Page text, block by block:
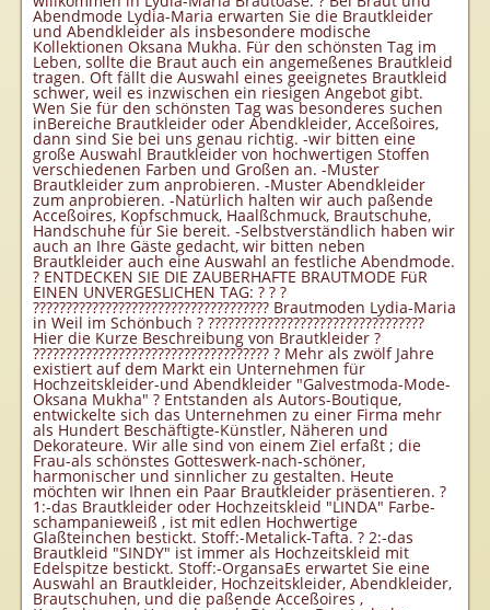
Abendmode Lydia-Maria erwarten Sie die Brautkleider
und Abendkleider als insbesondere modische
Kollektionen Oksana Mukha. Für den schönsten Tag im
Leben, sollte die Braut auch ein angemeßenes Brautkleid
tragen. Oft fällt die Auswahl eines geeignetes Brautkleid
schwer, weil es inzwischen ein riesigen Angebot gibt.
Wen Sie für den schönsten Tag was besonderes suchen
inBereiche Brautkleider oder Abendkleider, Acceßoires,
dann sind Sie bei uns genau richtig. -wir bitten eine
große Auswahl Brautkleider von hochwertigen Stoffen
verschiedenen Farben und Großen an. -Muster
Brautkleider zum anprobieren. -Muster Abendkleider
zum anprobieren. -Natürlich halten wir auch paßende
Acceßoires, Kopfschmuck, Haalßchmuck, Brautschuhe,
Handschuhe für Sie bereit. -Selbstverständlich haben wir
auch an Ihre Gäste gedacht, wir bitten neben
Brautkleider auch eine Auswahl an festliche Abendmode.
? ENTDECKEN SIE DIE ZAUBERHAFTE BRAUTMODE FüR
EINEN UNVERGESLICHEN TAG: ? ? ?
???????????????????????????????????? Brautmoden Lydia-Maria
in Weil im Schönbuch ? ?????????????????????????????????
Hier die Kurze Beschreibung von Brautkleider ?
???????????????????????????????????? ? Mehr als zwölf Jahre
existiert auf dem Markt ein Unternehmen für
Hochzeitskleider-und Abendkleider "Galvestmoda-Mode-
Oksana Mukha" ? Entstanden als Autors-Boutique,
entwickelte sich das Unternehmen zu einer Firma mehr
als Hundert Beschäftigte-Künstler, Näheren und
Dekorateure. Wir alle sind von einem Ziel erfaßt ; die
Frau-als schönstes Gotteswerk-nach-schöner,
harmonischer und sinnlicher zu gestalten. Heute
möchten wir Ihnen ein Paar Brautkleider präsentieren. ?
1:-das Brautkleider oder Hochzeitskleid "LINDA" Farbe-
schampanieweiß , ist mit edlen Hochwertige
Glaßteinchen bestickt. Stoff:-Metalick-Tafta. ? 2:-das
Brautkleid "SINDY" ist immer als Hochzeitskleid mit
Edelspitze bestickt. Stoff:-OrgansaEs erwartet Sie eine
Auswahl an Brautkleider, Hochzeitskleider, Abendkleider,
Brautschuhen, und die paßende Acceßoires ,